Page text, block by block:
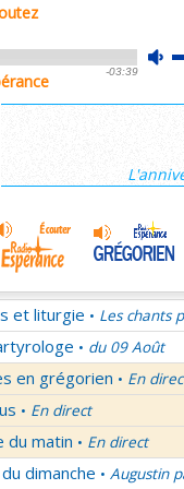
-03:39
du dimanche • Augustin
du Pape
19e
de la
Testament • Lettre
le don de Dieu
vous répond •
et liturgie • Les chants
• du 09 Août
en grégorien • En
• En direct
du matin • En direct
dimanche • Augustin